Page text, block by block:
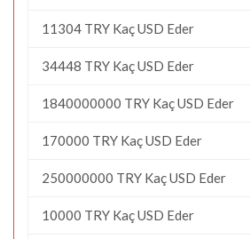
11304 TRY Kaç USD Eder
34448 TRY Kaç USD Eder
1840000000 TRY Kaç USD Eder
170000 TRY Kaç USD Eder
250000000 TRY Kaç USD Eder
10000 TRY Kaç USD Eder